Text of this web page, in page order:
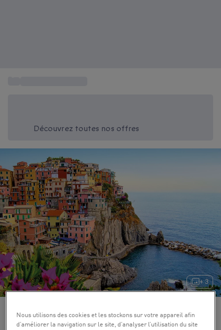
Découvrez toutes nos offres
+ 3
Nous utilisons des cookies et les stockons sur votre appareil afin
d’améliorer la navigation sur le site, d’analyser l’utilisation du site